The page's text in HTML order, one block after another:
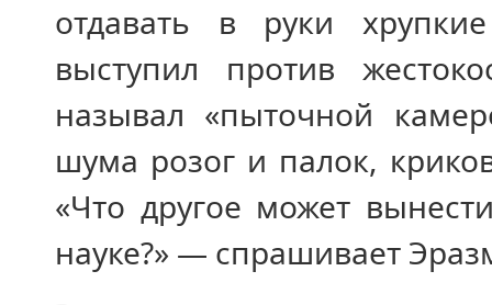
отдавать в руки
выступил против
называл «пыточной
шума розог и палок,
«Что другое может
науке?» — спрашивает